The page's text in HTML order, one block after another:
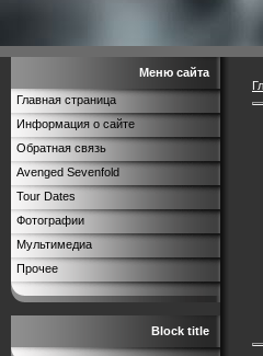
Меню сайта
Главная страница
Информация о сайте
Обратная связь
Avenged Sevenfold
Tour Dates
Фотографии
Мультимедиа
Прочее
Block title